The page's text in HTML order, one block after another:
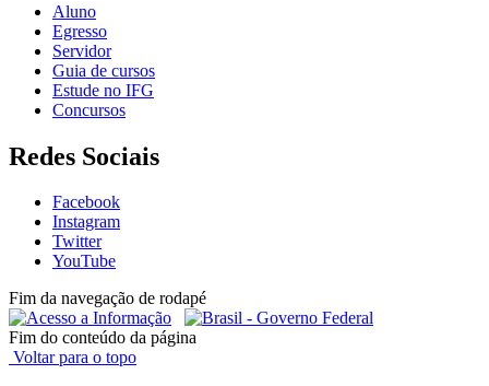
Aluno
Egresso
Servidor
Guia de cursos
Estude no IFG
Concursos
Redes Sociais
Facebook
Instagram
Twitter
YouTube
Fim da navegação de rodapé
Fim do conteúdo da página
Voltar para o topo